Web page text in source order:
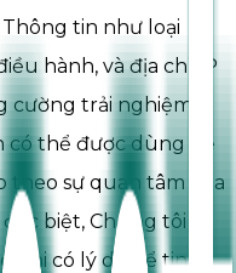
tin như loại
hành, và địa chỉ IP
cường trải nghiệm
có thể được dùng để
theo sự quan tâm của
biệt, Chúng tôi có
khi có lý do để tin